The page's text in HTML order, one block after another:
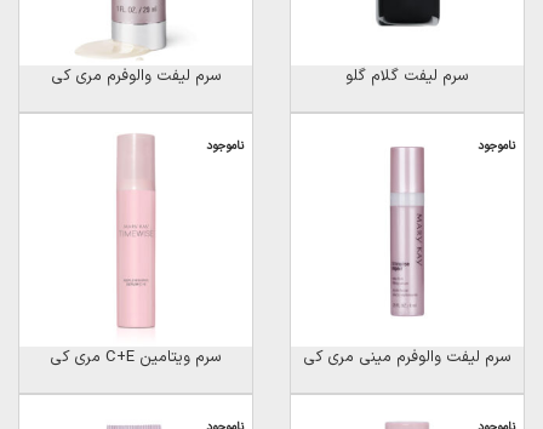
سرم لیفت گلام گلو سرم لیفت والوفرم مری کی
ناموجود
سرم لیفت والوفرم مینی مری کی
ناموجود
سرم ویتامین C+E مری کی